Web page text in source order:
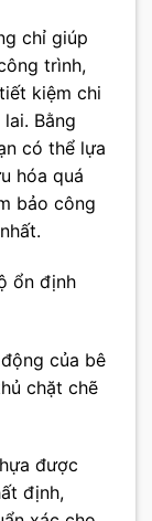
chỉ giúp
trình,
kiệm chi
Bằng
có thể lựa
hóa quá
bảo công
ổn định
của bê
chặt chẽ
được
định,